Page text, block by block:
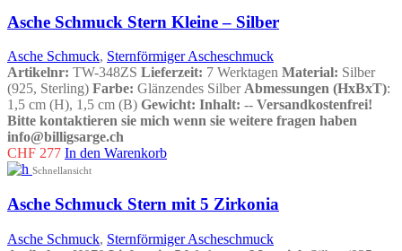
Asche Schmuck Stern Kleine – Silber
Asche Schmuck, Sternförmiger Ascheschmuck
Artikelnr: TW-348ZS Lieferzeit: 7 Werktagen Material: Silber
(925, Sterling) Farbe: Glänzendes Silber Abmessungen (HxBxT):
1,5 cm (H), 1,5 cm (B) Gewicht: Inhalt: -- Versandkostenfrei!
Bitte kontaktieren sie mich wenn sie weitere fragen haben
info@billigsarge.ch
CHF 277 In den Warenkorb
Schnellansicht
Asche Schmuck Stern mit 5 Zirkonia
Asche Schmuck, Sternförmiger Ascheschmuck